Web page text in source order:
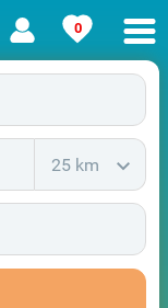
0
25 km